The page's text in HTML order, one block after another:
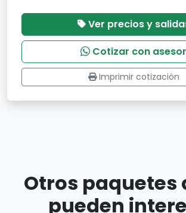
Ver precios y
Cotizar con asesor
Imprimir cotización
Otros paquetes
pueden